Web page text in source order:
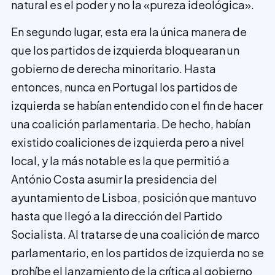
natural es el poder y no la «pureza ideológica».
En segundo lugar, esta era la única manera de
que los partidos de izquierda bloquearan un
gobierno de derecha minoritario. Hasta
entonces, nunca en Portugal los partidos de
izquierda se habían entendido con el fin de hacer
una coalición parlamentaria. De hecho, habían
existido coaliciones de izquierda pero a nivel
local, y la más notable es la que permitió a
António Costa asumir la presidencia del
ayuntamiento de Lisboa, posición que mantuvo
hasta que llegó a la dirección del Partido
Socialista. Al tratarse de una coalición de marco
parlamentario, en los partidos de izquierda no se
prohíbe el lanzamiento de la crítica al gobierno